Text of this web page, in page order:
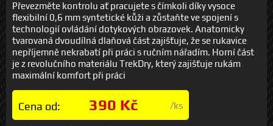
Převezměte kontrolu ať pracujete s čímkoli díky vysoce
flexibilní 0,6 mm syntetické kůži a zůstaňte ve spojení s
technologií ovládání dotykových obrazovek. Anatomicky
tvarovaná dvoudílná dlaňová část zajišťuje, že se rukavice
nepříjemně nekrabatí při práci s ručním nářadím. Horní část
je z revolučního materiálu TrekDry, který zajišťuje rukám
maximální komfort při práci
Cena od: 390 Kč /ks